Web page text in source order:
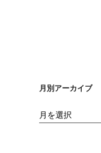
月別アーカイブ